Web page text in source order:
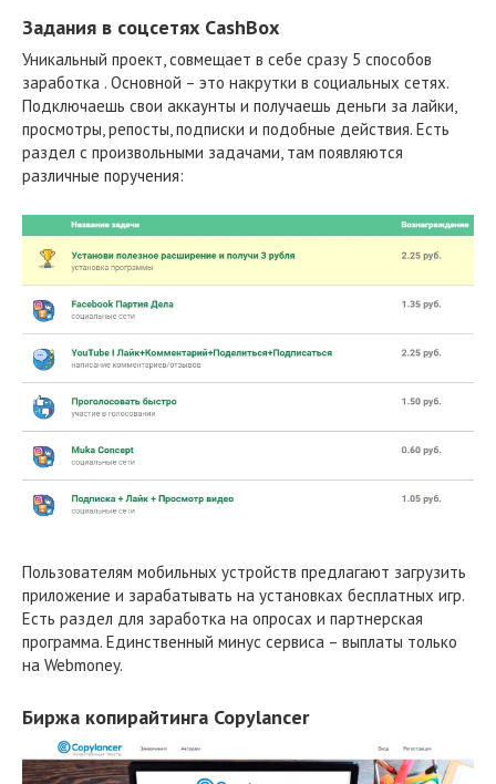
Задания в соцсетях CashBox
Уникальный проект, совмещает в себе сразу 5 способов
заработка . Основной – это накрутки в социальных сетях.
Подключаешь свои аккаунты и получаешь деньги за лайки,
просмотры, репосты, подписки и подобные действия. Есть
раздел с произвольными задачами, там появляются
различные поручения:
Пользователям мобильных устройств предлагают загрузить
приложение и зарабатывать на установках бесплатных игр.
Есть раздел для заработка на опросах и партнерская
программа. Единственный минус сервиса – выплаты только
на Webmoney.
Биржа копирайтинга Copylancer